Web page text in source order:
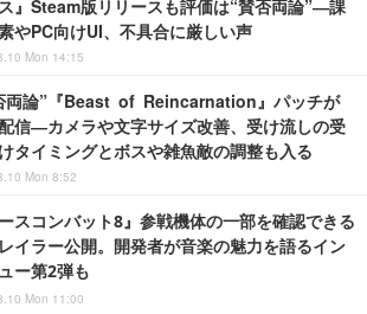
』Steam版リリースも評価は“賛否両論”―課
やPC向けUI、不具合に厳しい声
Mon 14:15
両論”『Beast of Reincarnation』パッチが
信―カメラや文字サイズ改善、受け流しの受
タイミングとボスや雑魚敵の調整も入る
Mon 8:52
ースコンバット8』参戦機体の一部を確認できる
イラー公開。開発者が音楽の魅力を語るイン
ー第2弾も
Mon 11:00